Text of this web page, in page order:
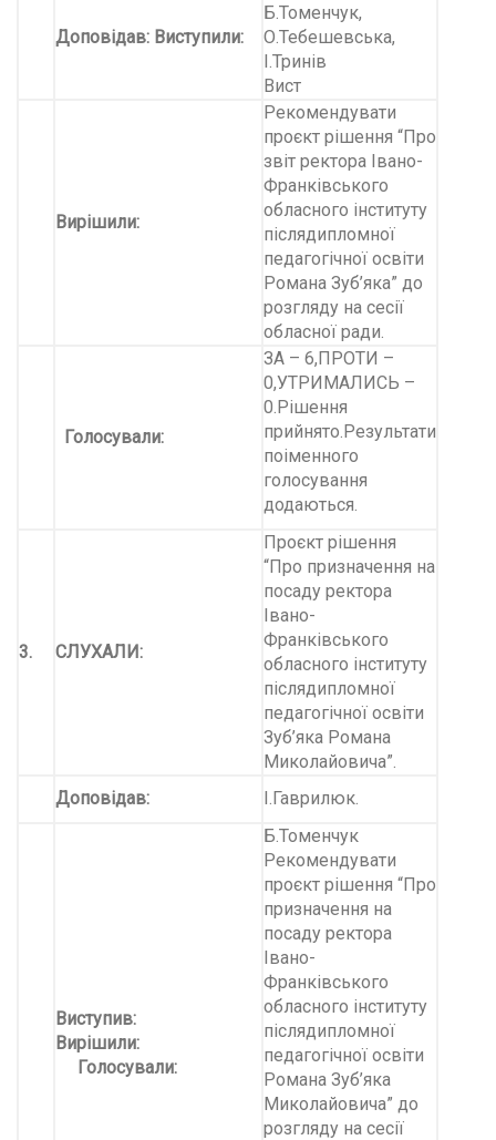
Доповідав: Виступили:
Б.Томенчук,
О.Тебешевська,
І.Тринів
Вист
Вирішили:
Рекомендувати
проєкт рішення “Про
звіт ректора Івано-
Франківського
обласного інституту
післядипломної
педагогічної освіти
Романа Зуб’яка” до
розгляду на сесії
обласної ради.
Голосували:
ЗА – 6,ПРОТИ –
0,УТРИМАЛИСЬ –
0.Рішення
прийнято.Результати
поіменного
голосування
додаються.
3. СЛУХАЛИ:
Проєкт рішення
“Про призначення на
посаду ректора
Івано-
Франківського
обласного інституту
післядипломної
педагогічної освіти
Зуб’яка Романа
Миколайовича”.
Доповідав:
І.Гаврилюк.
Виступив:
Вирішили:
Голосували:
Б.Томенчук
Рекомендувати
проєкт рішення “Про
призначення на
посаду ректора
Івано-
Франківського
обласного інституту
післядипломної
педагогічної освіти
Романа Зуб’яка
Миколайовича” до
розгляду на сесії